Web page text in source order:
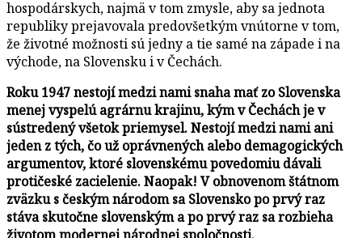
hospodárskych, najmä v tom zmysle, aby sa jednota
republiky prejavovala predovšetkým vnútorne v tom,
že životné možnosti sú jedny a tie samé na západe i na
východe, na Slovensku i v Čechách.
Roku 1947 nestojí medzi nami snaha mať zo Slovenska
menej vyspelú agrárnu krajinu, kým v Čechách je v
sústredený všetok priemysel. Nestojí medzi nami ani
jeden z tých, čo už oprávnených alebo demagogických
argumentov, ktoré slovenskému povedomiu dávali
protičeské zacielenie. Naopak! V obnovenom štátnom
zväzku s českým národom sa Slovensko po prvý raz
stáva skutočne slovenským a po prvý raz sa rozbieha